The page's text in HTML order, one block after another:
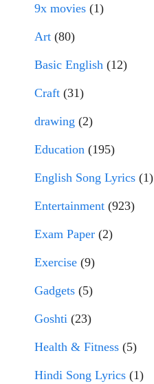
9x movies (1)
Art (80)
Basic English (12)
Craft (31)
drawing (2)
Education (195)
English Song Lyrics (1)
Entertainment (923)
Exam Paper (2)
Exercise (9)
Gadgets (5)
Goshti (23)
Health & Fitness (5)
Hindi Song Lyrics (1)